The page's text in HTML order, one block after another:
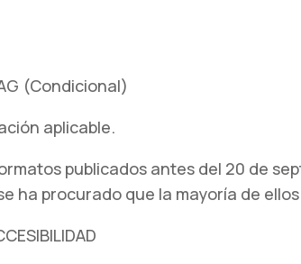
(Condicional)
aplicable.
publicados antes del 20 de
ha procurado que la mayoría de